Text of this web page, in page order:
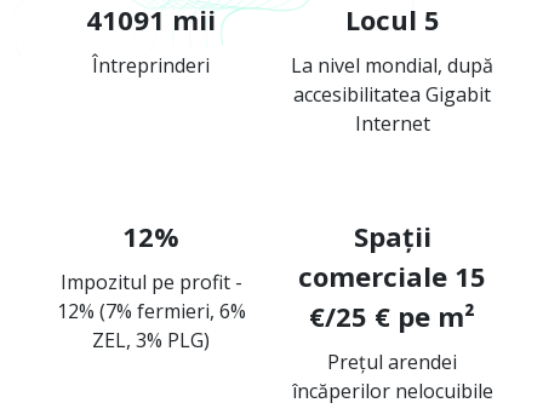
41091 mii
Întreprinderi
Locul 5
La nivel mondial, după
accesibilitatea Gigabit
Internet
12%
Impozitul pe profit -
12% (7% fermieri, 6%
ZEL, 3% PLG)
Spații
comerciale 15
€/25 € pe m²
Prețul arendei
încăperilor nelocuibile